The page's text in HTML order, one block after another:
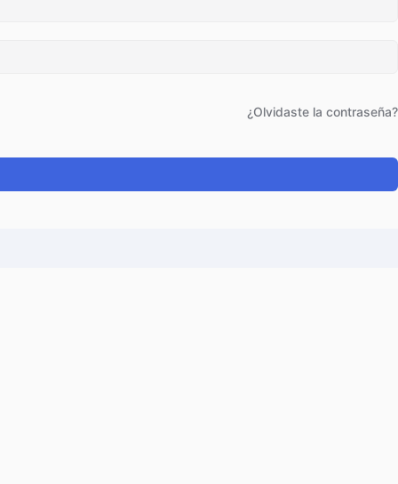
¿Olvidaste la contraseña?